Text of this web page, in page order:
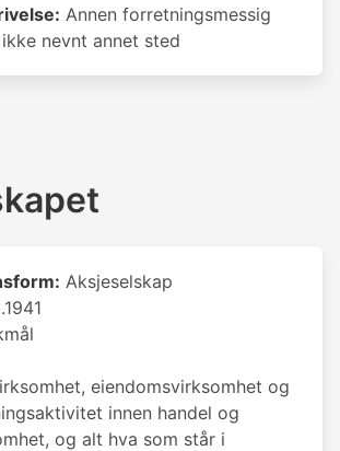
Annen forretningsmessig
nevnt annet sted
Aksjeselskap
eiendomsvirksomhet og
innen handel og
og alt hva som står i